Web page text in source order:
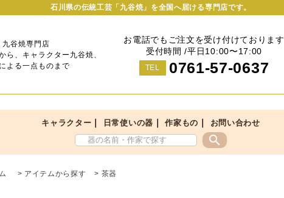
石川県の伝統工芸「九谷焼」を全国へ届ける専門店です。
九谷焼専門店
ら、キャラクター九谷焼、
よる一点ものまで
お電話でもご注文を受け付けております
受付時間 /平日10:00〜17:00
TEL 0761-57-0637
キャラクター 日常使いの器 ｜作家もの お問い合わせ
search
> アイテムから探す > 茶器